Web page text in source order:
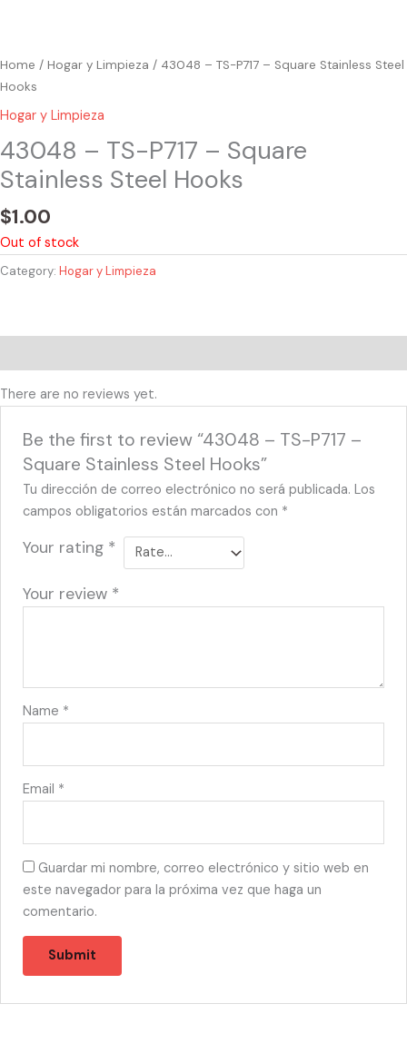
Home / Hogar y Limpieza / 43048 – TS-P717 – Square Stainless Steel
Hooks
Hogar y Limpieza
43048 – TS-P717 – Square
Stainless Steel Hooks
$1.00
Out of stock
Category: Hogar y Limpieza
There are no reviews yet.
Be the first to review “43048 – TS-P717 –
Square Stainless Steel Hooks”
Tu dirección de correo electrónico no será publicada. Los
campos obligatorios están marcados con *
Your rating *
Your review *
Name *
Email *
Guardar mi nombre, correo electrónico y sitio web en
este navegador para la próxima vez que haga un
comentario.